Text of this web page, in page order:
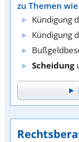
zu Themen wie
Kündigung
Kündigung
Scheidung